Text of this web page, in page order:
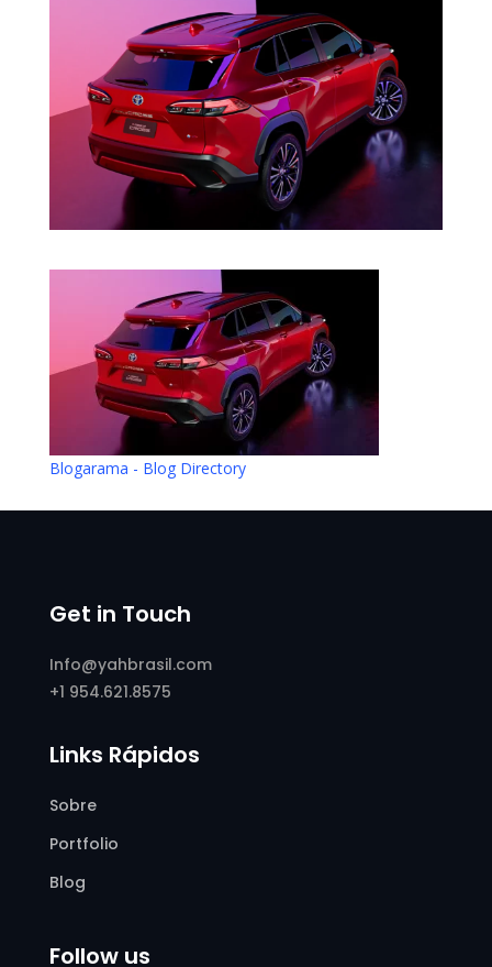
Blogarama - Blog Directory
Get in Touch
Info@yahbrasil.com
+1 954.621.8575
Links Rápidos
Sobre
Portfolio
Blog
Follow us